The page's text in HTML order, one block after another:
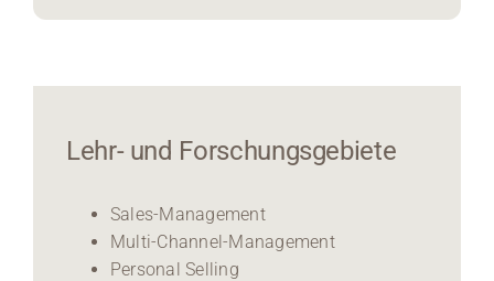
Lehr- und Forschungsgebiete
Sales-Management
Multi-Channel-Management
Personal Selling